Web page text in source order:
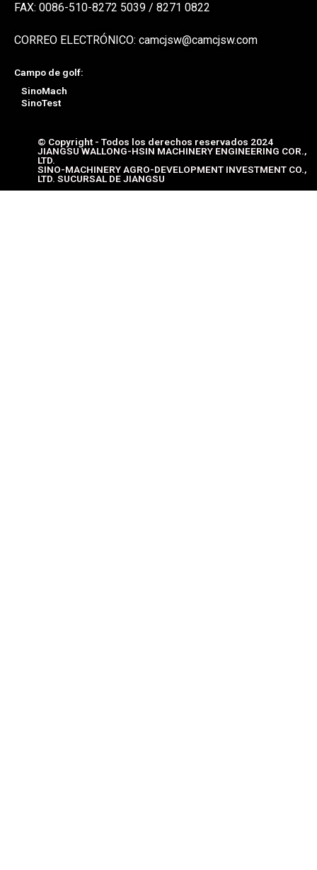
FAX: 0086-510-8272 5039 / 8271 0822
CORREO ELECTRÓNICO: camcjsw@camcjsw.com
Campo de golf:
SinoMach
SinoTest
© Copyright - Todos los derechos reservados 2024
JIANGSU WALLONG-HSIN MACHINERY ENGINEERING COR.,
LTD.
SINO-MACHINERY AGRO-DEVELOPMENT INVESTMENT CO.,
LTD. SUCURSAL DE JIANGSU